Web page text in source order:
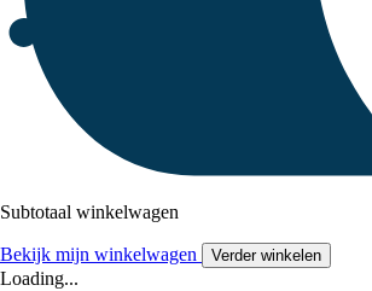
Subtotaal winkelwagen
Bekijk mijn winkelwagen Verder winkelen
Loading...